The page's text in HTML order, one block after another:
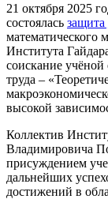
21 октября 2025
состоялась защита
математического
Института
соискание учёной
труда –
высокой
Коллектив
Владимировича
присуждением
дальнейших
достижений в